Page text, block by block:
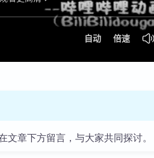
章下方留言，与大家共同探讨。